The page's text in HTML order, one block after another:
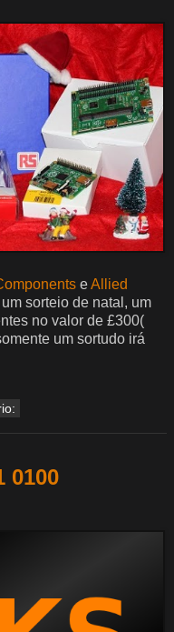
eAllied
sorteio de natal, um
no valor de £300(
um sortudo irá
0100